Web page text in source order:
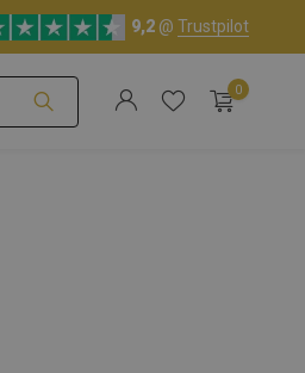
9,2 @ Trustpilot
0